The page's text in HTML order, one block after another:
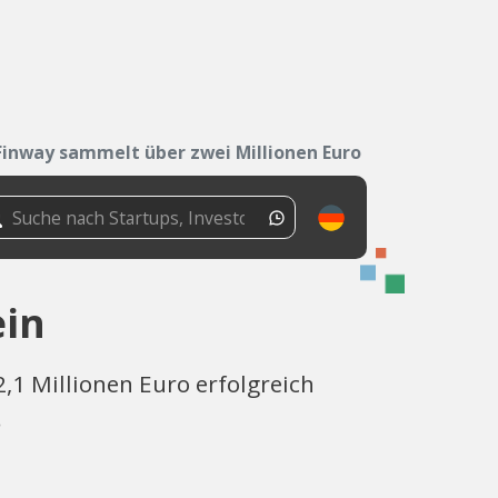
sammelt über zwei Millionen Euro ein
Millionen Euro erfolgreich